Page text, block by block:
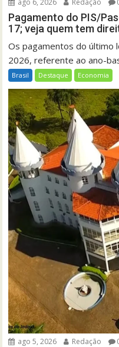
ago 6, 2026 Redação
Pagamento do PIS/
17; veja quem tem
Os pagamentos do último
2026, referente ao ano-
Brasil Destaque Economia
ago 5, 2026 Redação